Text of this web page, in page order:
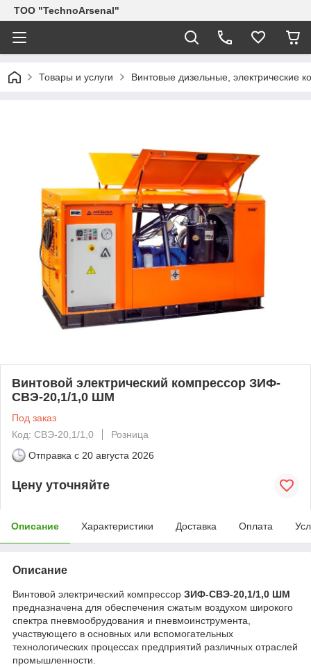
ТОО "TechnoArsenal"
Товары и услуги Винтовые дизельные, электрические
Винтовой электрический компрессор ЗИФ-
СВЭ-20,1/1,0 ШМ
Под заказ
Код: СВЭ-20,1/1,0
Розница
Отправка с 20 августа 2026
Цену уточняйте
Описание Характеристики Доставка Оплата
Описание
Винтовой электрический компрессор ЗИФ-СВЭ-20,1/1,0 ШМ
предназначена для обеспечения сжатым воздухом широкого
спектра пневмообрудования и пневмоинструмента,
участвующего в основных или вспомогательных
технологических процессах предприятий различных отраслей
промышленности.